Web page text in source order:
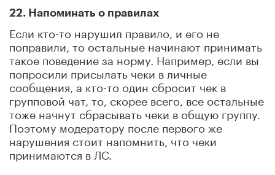
22. Напоминать о правилах
Если кто-то нарушил правило, и его не
поправили, то остальные начинают принимать
такое поведение за норму. Например, если вы
попросили присылать чеки в личные
сообщения, а кто-то один сбросит чек в
групповой чат, то, скорее всего, все остальные
тоже начнут сбрасывать чеки в общую группу.
Поэтому модератору после первого же
нарушения стоит напомнить, что чеки
принимаются в ЛС.